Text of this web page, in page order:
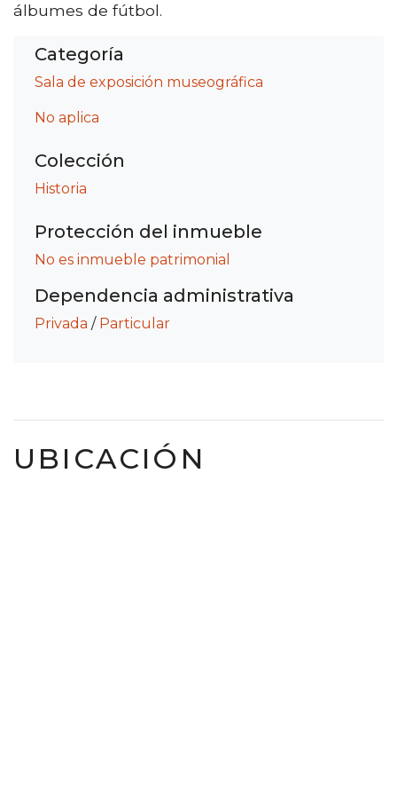
álbumes de fútbol.
Categoría
Sala de exposición museográfica
No aplica
Colección
Historia
Protección del inmueble
No es inmueble patrimonial
Dependencia administrativa
Privada / Particular
UBICACIÓN